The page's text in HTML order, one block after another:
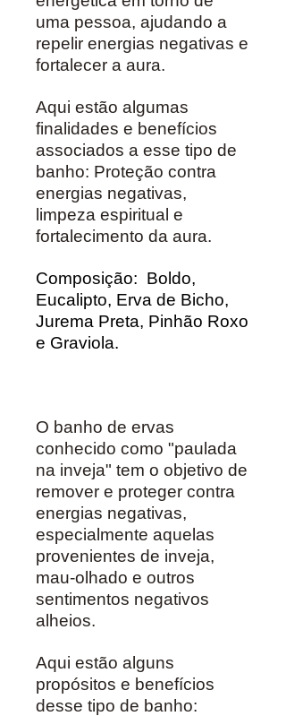
uma pessoa, ajudando a
repelir energias negativas e
fortalecer a aura.
Aqui estão algumas
finalidades e benefícios
associados a esse tipo de
banho: Proteção contra
energias negativas,
limpeza espiritual e
fortalecimento da aura.
Composição: Boldo,
Eucalipto, Erva de Bicho,
Jurema Preta, Pinhão Roxo
e Graviola.
O banho de ervas
conhecido como "paulada
na inveja" tem o objetivo de
remover e proteger contra
energias negativas,
especialmente aquelas
provenientes de inveja,
mau-olhado e outros
sentimentos negativos
alheios.
Aqui estão alguns
propósitos e benefícios
desse tipo de banho: